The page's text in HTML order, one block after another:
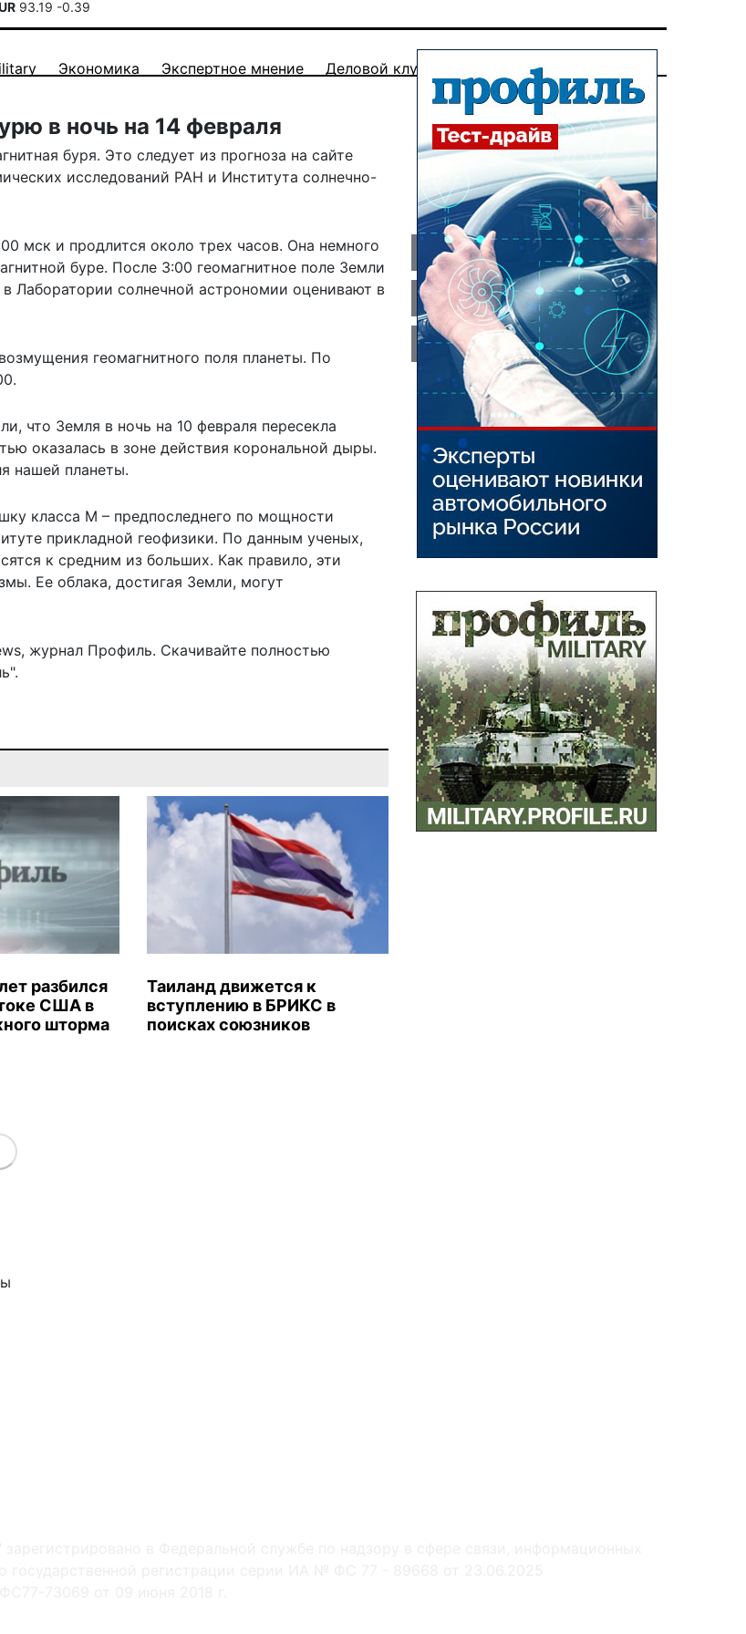
93.19 -0.39
Экономика Экспертное мнение Деловой клуб
в ночь на 14 февраля
буря. Это следует из прогноза на сайте
исследований РАН и Института солнечно-
мск и продлится около трех часов. Она немного
буре. После 3:00 геомагнитное поле Земли
Лаборатории солнечной астрономии оценивают в
геомагнитного поля планеты. По
что Земля в ночь на 10 февраля пересекла
оказалась в зоне действия корональной дыры.
нашей планеты.
класса М – предпоследнего по мощности
прикладной геофизики. По данным ученых,
к средним из больших. Как правило, эти
Ее облака, достигая Земли, могут
, журнал Профиль. Скачивайте полностью
разбился
США в
шторма
Таиланд движется к
вступлению в БРИКС в
поисках союзников